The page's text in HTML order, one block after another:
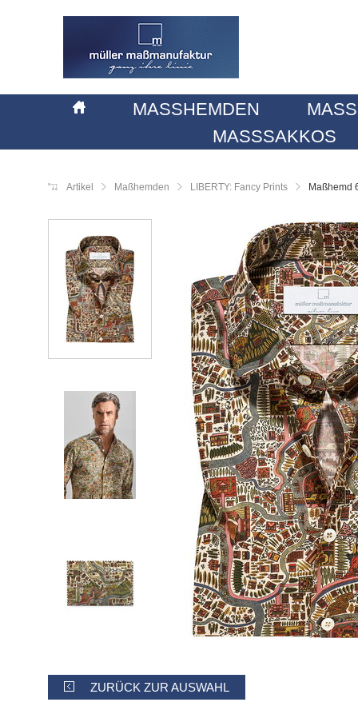
MASSHEMDEN
MASSSAKKOS
Artikel Maßhemden LIBERTY: Fancy Prints Maßhemd
ZURÜCK ZUR AUSWAHL